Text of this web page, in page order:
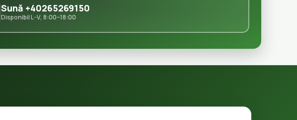
Sună +40265269150
Disponibil L–V, 8:00–18:00